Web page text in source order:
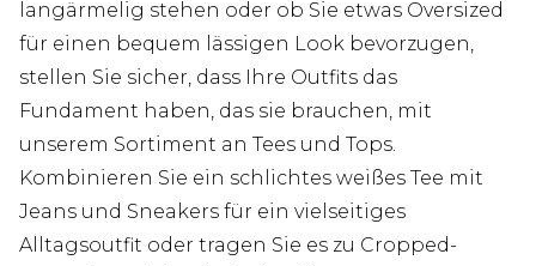
langärmelig stehen oder ob Sie etwas Oversized
für einen bequem lässigen Look bevorzugen,
stellen Sie sicher, dass Ihre Outfits das
Fundament haben, das sie brauchen, mit
unserem Sortiment an Tees und Tops.
Kombinieren Sie ein schlichtes weißes Tee mit
Jeans und Sneakers für ein vielseitiges
Alltagsoutfit oder tragen Sie es zu Cropped-